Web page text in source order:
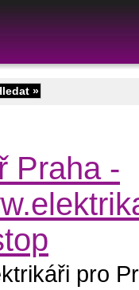
Praha -
pro